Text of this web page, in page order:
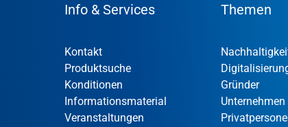
Info & Services
Kontakt
Produktsuche
Konditionen
Informationsmaterial
Veranstaltungen
Themen
Gründer
Unternehmen